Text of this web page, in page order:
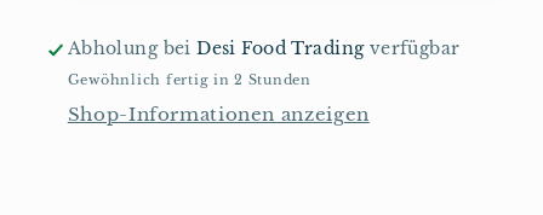
Zwieback
330g
Zwieback
Abholung beiDesi Food Tradingverfügbar
Gewöhnlich fertig in 2 Stunden
Shop-Informationen anzeigen